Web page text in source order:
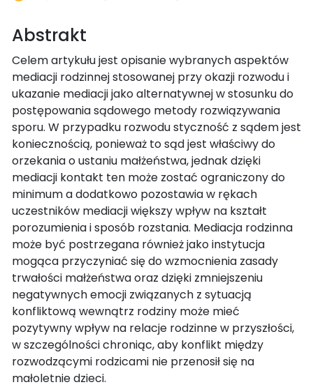
Abstrakt
Celem artykułu jest opisanie wybranych aspektów
mediacji rodzinnej stosowanej przy okazji rozwodu i
ukazanie mediacji jako alternatywnej w stosunku do
postępowania sądowego metody rozwiązywania
sporu. W przypadku rozwodu styczność z sądem jest
koniecznością, ponieważ to sąd jest właściwy do
orzekania o ustaniu małżeństwa, jednak dzięki
mediacji kontakt ten może zostać ograniczony do
minimum a dodatkowo pozostawia w rękach
uczestników mediacji większy wpływ na kształt
porozumienia i sposób rozstania. Mediacja rodzinna
może być postrzegana również jako instytucja
mogąca przyczyniać się do wzmocnienia zasady
trwałości małżeństwa oraz dzięki zmniejszeniu
negatywnych emocji związanych z sytuacją
konfliktową wewnątrz rodziny może mieć
pozytywny wpływ na relacje rodzinne w przyszłości,
w szczególności chroniąc, aby konflikt między
rozwodzącymi rodzicami nie przenosił się na
małoletnie dzieci.